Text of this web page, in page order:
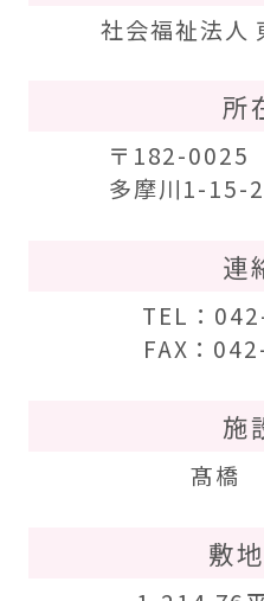
社会福祉法人
所
〒182-0025
多摩川1-15-
連
TEL：
FAX：
施
髙橋
敷